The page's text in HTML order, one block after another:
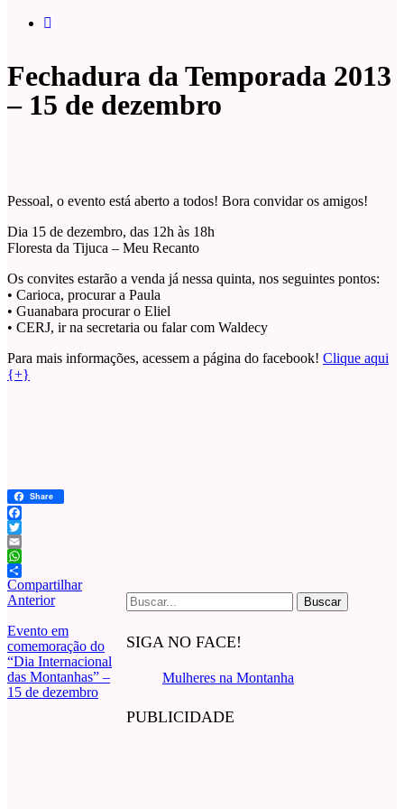
Fechadura da Temporada 2013
– 15 de dezembro
Pessoal, o evento está aberto a todos! Bora convidar os amigos!
Dia 15 de dezembro, das 12h às 18h
Floresta da Tijuca – Meu Recanto
Os convites estarão a venda já nessa quinta, nos seguintes pontos:
• Carioca, procurar a Paula
• Guanabara procurar o Eliel
• CERJ, ir na secretaria ou falar com Waldecy
Para mais informações, acessem a página do facebook! Clique aqui
{+}
Share
Facebook
Twitter
Email
WhatsApp
Compartilhar
Buscar
por:
SIGA NO FACE!
Mulheres na Montanha
PUBLICIDADE
Anterior
Evento em
comemoração do
“Dia Internacional
das Montanhas” –
15 de dezembro